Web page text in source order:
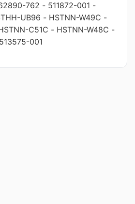
762 - 511872-001 -
UB96 - HSTNN-W49C -
C51C - HSTNN-W48C -
513575-001